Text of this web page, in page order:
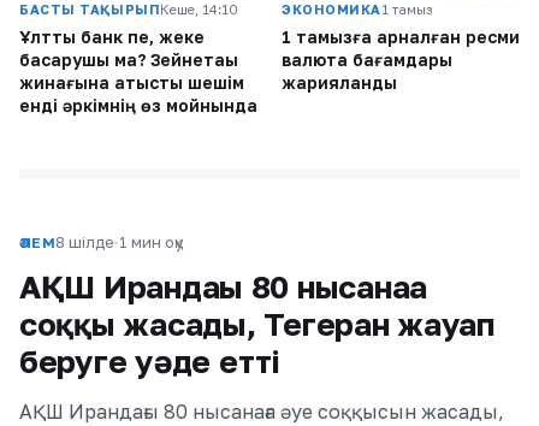
БАСТЫ ТАҚЫРЫПКеше, 14:10
Ұлттық банк пе, жеке
басқарушы ма? Зейнетақы
жинағына қатысты шешім
енді әркімнің өз мойнында
ЭКОНОМИКА1 тамыз
1 тамызға арналған ресми
валюта бағамдары
жарияланды
ӘЛЕМ8 шілде·1 мин оқу
АҚШ Ирандағы 80 нысанаға
соққы жасады, Тегеран жауап
беруге уәде етті
АҚШ Ирандағы 80 нысанаға әуе соққысын жасады,